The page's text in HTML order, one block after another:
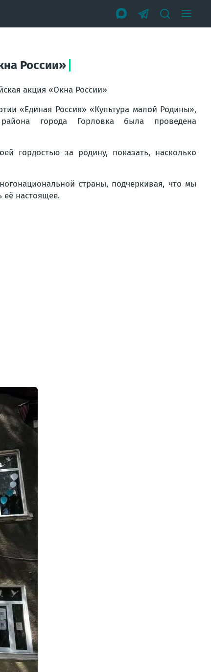
России»
акция «Окна России»
«Единая Россия» «Культура малой Родины»,
района города Горловка была проведена
гордостью за родину, показать, насколько
страны, подчеркивая, что мы
её настоящее.